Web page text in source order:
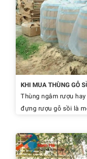
KHI MUA THÙNG GỖ
Thùng ngâm rượu
đựng rượu gỗ sồi là